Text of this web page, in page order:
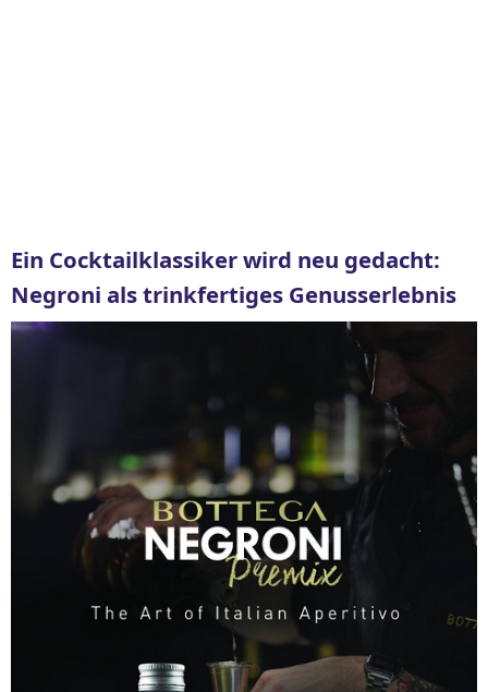
Ein Cocktailklassiker wird neu gedacht:
Negroni als trinkfertiges Genusserlebnis